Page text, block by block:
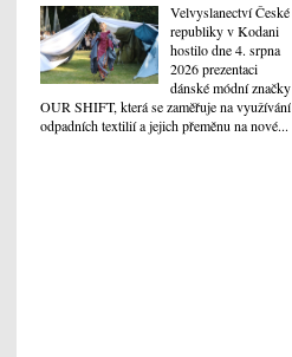
Velvyslanectví České
republiky v Kodani
hostilo dne 4. srpna
2026 prezentaci
dánské módní značky
OUR SHIFT, která se zaměřuje na využívání
odpadních textilií a jejich přeměnu na nové...